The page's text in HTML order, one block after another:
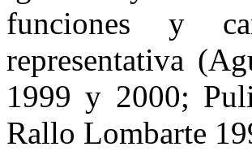
funciones y
representativa
1999 y 2000;
Rallo Lombarte